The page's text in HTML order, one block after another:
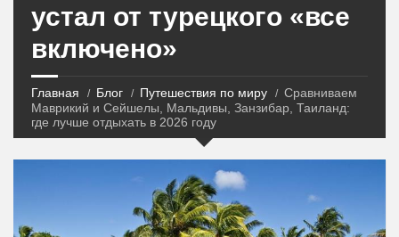
устал от турецкого «все
включено»
Главная Блог Путешествия по миру
Сравниваем
Маврикий и Сейшелы, Мальдивы, Занзибар, Таиланд:
где лучше отдыхать в 2026 году